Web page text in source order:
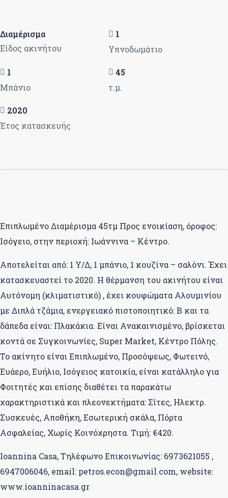
Διαμέρισμα
Είδος ακινήτου
1
Υπνοδωμάτιο
1
Μπάνιο
45
τ.μ.
2020
Έτος κατασκευής
Επιπλωμένο Διαμέρισμα 45τμ Προς ενοικίαση, όροφος:
Ισόγειο, στην περιοχή: Ιωάννινα – Κέντρο.
Αποτελείται από: 1 Υ/Δ, 1 μπάνιο, 1 κουζίνα – σαλόνι. Έχει
κατασκευαστεί το 2020. Η θέρμανση του ακινήτου είναι
Αυτόνομη (κλιματιστικό) , έχει κουφώματα Αλουμινίου
με Διπλά τζάμια, ενεργειακό πιστοποιητικό: Β και τα
δάπεδα είναι: Πλακάκια. Είναι Ανακαινισμένο, βρίσκεται
κοντά σε Συγκοινωνίες, Super Market, Κέντρο Πόλης.
Το ακίνητο είναι Επιπλωμένο, Προσόψεως, Φωτεινό,
Ευάερο, Ευήλιο, Ισόγειος κατοικία, είναι κατάλληλο για
Φοιτητές και επίσης διαθέτει τα παρακάτω
χαρακτηριστικά και πλεονεκτήματα: Σίτες, Ηλεκτρ.
Συσκευές, Αποθήκη, Εσωτερική σκάλα, Πόρτα
Ασφαλείας, Χωρίς Κοινόχρηστα. Τιμή: €420.
Ioannina Casa, Τηλέφωνο Επικοινωνίας: 6973621055 ,
6947006046, email: petros.econ@gmail.com, website:
www.ioanninacasa.gr